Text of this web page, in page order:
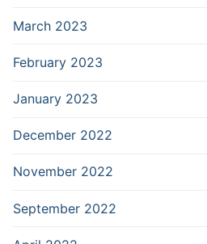
March 2023
February 2023
January 2023
December 2022
November 2022
September 2022